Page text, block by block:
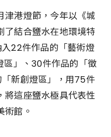
津港燈節，今年以《城
了結合鹽水在地環境特
22件作品的「藝術燈
區」、30件作品的「徵
新創燈區」，用75件
將這座鹽水極具代表性
術館。